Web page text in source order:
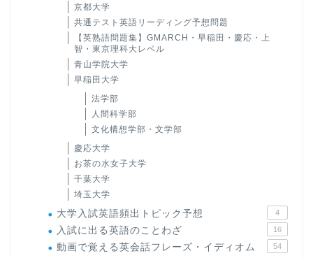
京都大学
共通テスト英語リーディング予想問題
【英熟語問題集】GMARCH・早稲田・慶応・上
智・東京理科大レベル
青山学院大学
早稲田大学
法学部
人間科学部
文化構想学部・文学部
慶応大学
お茶の水女子大学
千葉大学
埼玉大学
大学入試英語頻出トピック予想 4
入試に出る英語のことわざ 16
動画で覚える英会話フレーズ・イディオム 54